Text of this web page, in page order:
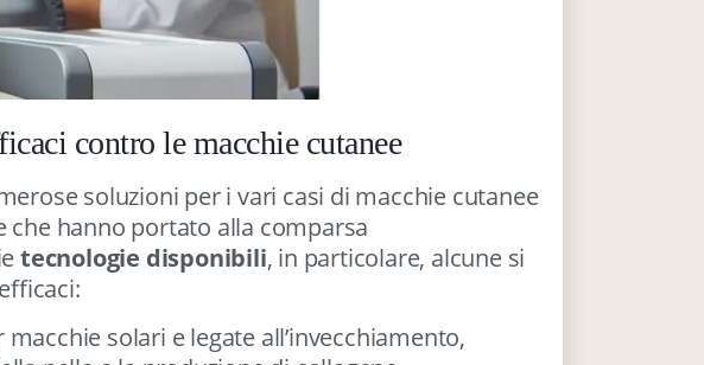
contro le macchie cutanee
soluzioni per i vari casi di macchie cutanee
che hanno portato alla comparsa
tecnologie disponibili, in particolare, alcune si
macchie solari e legate all’invecchiamento,